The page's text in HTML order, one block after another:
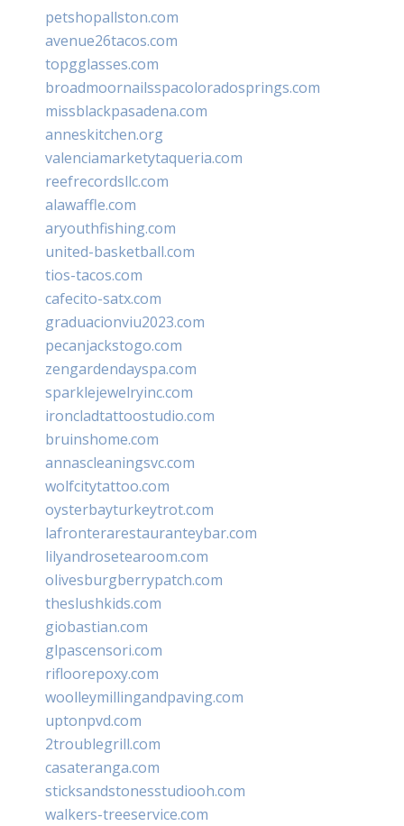
petshopallston.com
avenue26tacos.com
topgglasses.com
broadmoornailsspacoloradosprings.com
missblackpasadena.com
anneskitchen.org
valenciamarketytaqueria.com
reefrecordsllc.com
alawaffle.com
aryouthfishing.com
united-basketball.com
tios-tacos.com
cafecito-satx.com
graduacionviu2023.com
pecanjackstogo.com
zengardendayspa.com
sparklejewelryinc.com
ironcladtattoostudio.com
bruinshome.com
annascleaningsvc.com
wolfcitytattoo.com
oysterbayturkeytrot.com
lafronterarestauranteybar.com
lilyandrosetearoom.com
olivesburgberrypatch.com
theslushkids.com
giobastian.com
glpascensori.com
rifloorepoxy.com
woolleymillingandpaving.com
uptonpvd.com
2troublegrill.com
casateranga.com
sticksandstonesstudiooh.com
walkers-treeservice.com